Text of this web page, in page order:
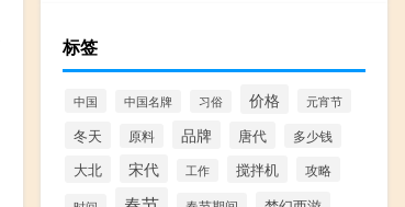
标签
中国 中国名牌 习俗 价格 元宵节
冬天 原料 品牌 唐代 多少钱
大北 宋代 工作 搅拌机 攻略